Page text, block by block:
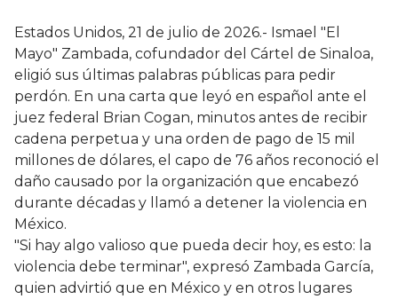
Estados Unidos, 21 de julio de 2026.- Ismael "El
Mayo" Zambada, cofundador del Cártel de Sinaloa,
eligió sus últimas palabras públicas para pedir
perdón. En una carta que leyó en español ante el
juez federal Brian Cogan, minutos antes de recibir
cadena perpetua y una orden de pago de 15 mil
millones de dólares, el capo de 76 años reconoció el
daño causado por la organización que encabezó
durante décadas y llamó a detener la violencia en
México.
"Si hay algo valioso que pueda decir hoy, es esto: la
violencia debe terminar", expresó Zambada García,
quien advirtió que en México y en otros lugares